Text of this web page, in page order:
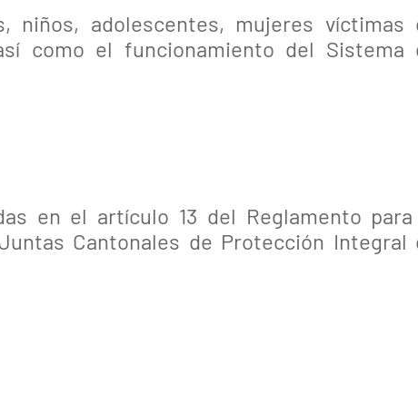
niños, adolescentes, mujeres víctimas
como el funcionamiento del Sistema
en el artículo 13 del Reglamento
Cantonales de Protección Integral